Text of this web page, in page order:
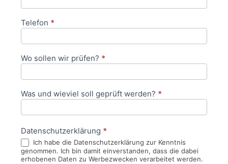
Telefon *
Wo sollen wir prüfen? *
Was und wieviel soll geprüft werden? *
Datenschutzerklärung *
Ich habe die Datenschutzerklärung zur Kenntnis
genommen. Ich bin damit einverstanden, dass die dabei
erhobenen Daten zu Werbezwecken verarbeitet werden.